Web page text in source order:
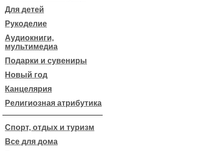
Для детей
Рукоделие
Аудиокниги,
мультимедиа
Подарки и сувениры
Новый год
Канцелярия
Религиозная атрибутика
Спорт, отдых и туризм
Все для дома